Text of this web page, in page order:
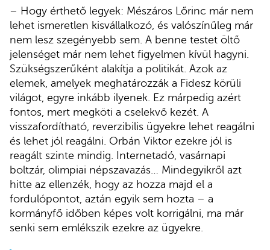
– Hogy érthető legyek: Mészáros Lőrinc már nem
lehet ismeretlen kisvállalkozó, és valószínűleg már
nem lesz szegényebb sem. A benne testet öltő
jelenséget már nem lehet figyelmen kívül hagyni.
Szükségszerűként alakítja a politikát. Azok az
elemek, amelyek meghatározzák a Fidesz körüli
világot, egyre inkább ilyenek. Ez márpedig azért
fontos, mert megköti a cselekvő kezét. A
visszafordítható, reverzibilis ügyekre lehet reagálni
és lehet jól reagálni. Orbán Viktor ezekre jól is
reagált szinte mindig. Internetadó, vasárnapi
boltzár, olimpiai népszavazás… Mindegyikről azt
hitte az ellenzék, hogy az hozza majd el a
fordulópontot, aztán egyik sem hozta – a
kormányfő időben képes volt korrigálni, ma már
senki sem emlékszik ezekre az ügyekre.